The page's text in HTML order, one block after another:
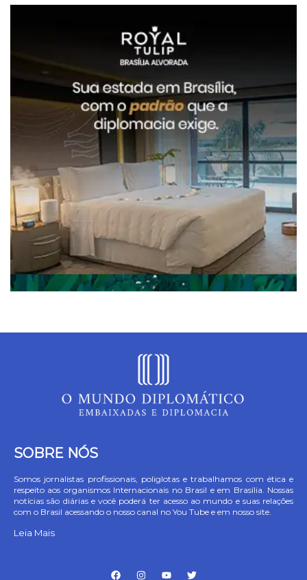
SOBRE NÓS
Somos jornalistas profissionais, poliglotas e trabalhamos com ética e
respeito aos organismos Internacionais no Brasil e em Brasília. Nossas
notícias são diárias e você poderá ter acesso ao mundo e suas relações
com o Brasil acessando o nosso canal no You Tube e em nosso site.
Leia Mais